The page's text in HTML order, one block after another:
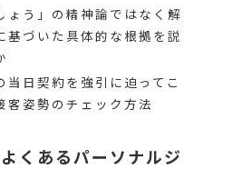
ょう」の精神論ではなく解
基づいた具体的な根拠を説
当日契約を強引に迫ってこ
客姿勢のチェック方法
くあるパーソナルジ